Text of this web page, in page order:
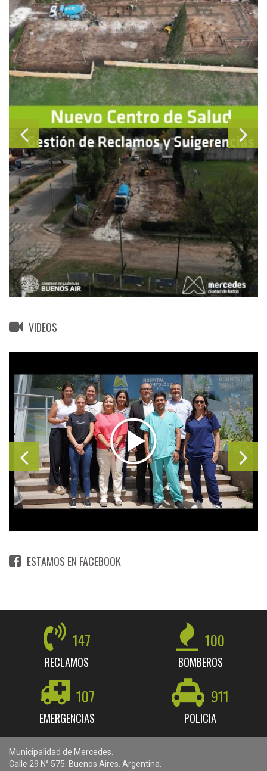
VIDEOS
ESTAMOS EN FACEBOOK
147
RECLAMOS
100
BOMBEROS
107
EMERGENCIAS
911
POLICIA
Municipalidad de Mercedes.
Calle 29 N° 575. Buenos Aires. Argentina.